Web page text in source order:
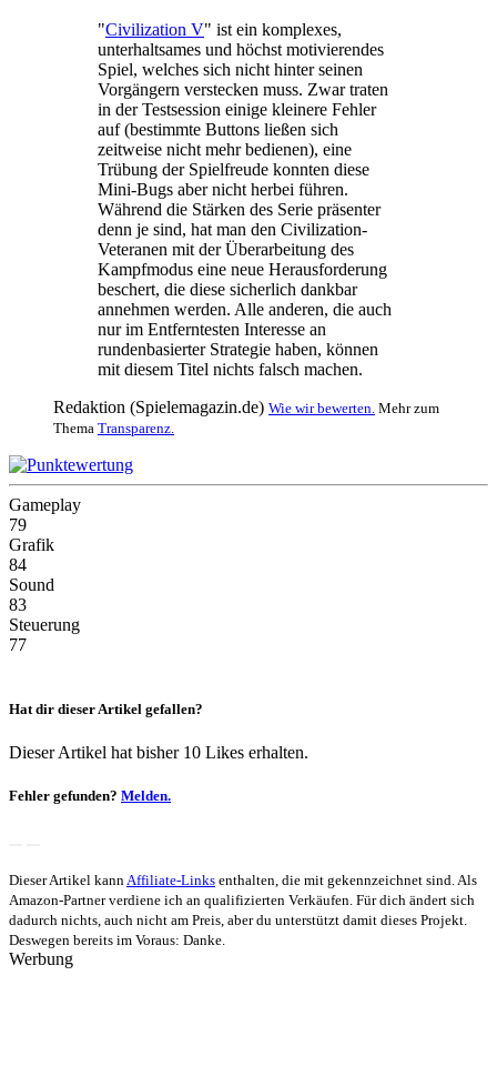
"Civilization V" ist ein komplexes,
unterhaltsames und höchst motivierendes
Spiel, welches sich nicht hinter seinen
Vorgängern verstecken muss. Zwar traten
in der Testsession einige kleinere Fehler
auf (bestimmte Buttons ließen sich
zeitweise nicht mehr bedienen), eine
Trübung der Spielfreude konnten diese
Mini-Bugs aber nicht herbei führen.
Während die Stärken des Serie präsenter
denn je sind, hat man den Civilization-
Veteranen mit der Überarbeitung des
Kampfmodus eine neue Herausforderung
beschert, die diese sicherlich dankbar
annehmen werden. Alle anderen, die auch
nur im Entferntesten Interesse an
rundenbasierter Strategie haben, können
mit diesem Titel nichts falsch machen.
Redaktion (Spielemagazin.de) Wie wir bewerten. Mehr zum
Thema Transparenz.
Gameplay
79
Grafik
84
Sound
83
Steuerung
77
Hat dir dieser Artikel gefallen?
Dieser Artikel hat bisher 10 Likes erhalten.
Fehler gefunden? Melden.
Dieser Artikel kannAffiliate-Links enthalten, die mit gekennzeichnet sind. Als
Amazon-Partner verdiene ich an qualifizierten Verkäufen. Für dich ändert sich
dadurch nichts, auch nicht am Preis, aber du unterstützt damit dieses Projekt.
Deswegen bereits im Voraus: Danke.
Werbung